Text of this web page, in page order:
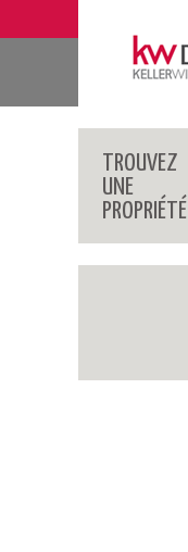
TROUVEZ
UNE
PROPRIÉTÉ